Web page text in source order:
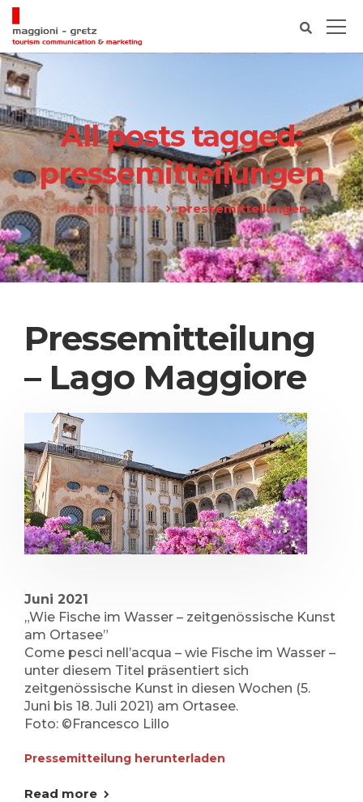
All posts tagged:
pressemitteilungen
Maggioni-Gretz pressemitteilungen
Pressemitteilung
– Lago Maggiore
Juni 2021
„Wie Fische im Wasser – zeitgenössische Kunst
am Ortasee”
Come pesci nell’acqua – wie Fische im Wasser –
unter diesem Titel präsentiert sich
zeitgenössische Kunst in diesen Wochen (5.
Juni bis 18. Juli 2021) am Ortasee.
Foto: ©Francesco Lillo
Pressemitteilung herunterladen
Read more